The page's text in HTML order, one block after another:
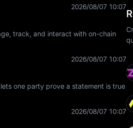
2026/08/07 10:07
track, and interact with on-chain
2026/08/07 10:07
one party prove a statement is true
2026/08/07 10:07